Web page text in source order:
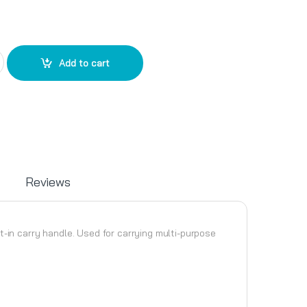
PN3406/1 quantity
Add to cart
Reviews
in carry handle. Used for carrying multi-purpose